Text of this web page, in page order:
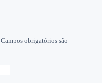
Campos obrigatórios são